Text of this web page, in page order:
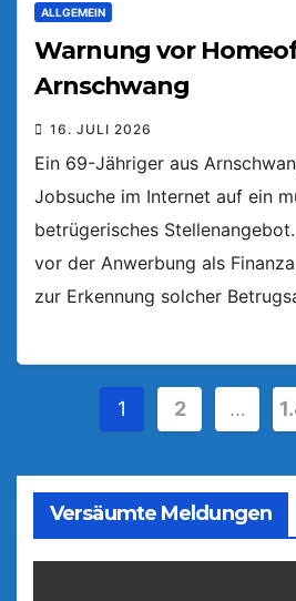
ALLGEMEIN
Warnung vor
Arnschwang
16. JULI 2026
Ein 69-Jähriger aus
Jobsuche im Internet auf ein
betrügerisches
vor der Anwerbung als
zur Erkennung solcher
Beiträge
1 2 …
Versäumte Meldungen